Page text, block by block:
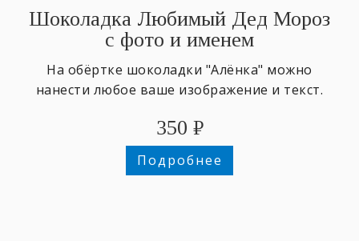
Шоколадка Любимый Дед Мороз
с фото и именем
На обёртке шоколадки "Алёнка" можно
нанести любое ваше изображение и текст.
350 ₽
Подробнее